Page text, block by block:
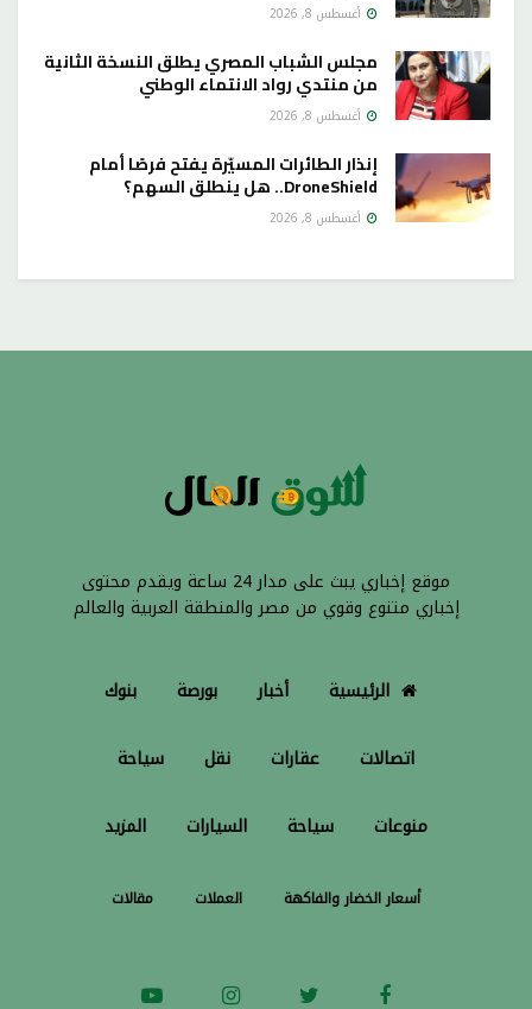
أغسطس 8, 2026
مجلس الشباب المصري يطلق النسخة الثانية
من منتدي رواد الانتماء الوطني
أغسطس 8, 2026
إنذار الطائرات المسيّرة يفتح فرصًا أمام
DroneShield.. هل ينطلق السهم؟
أغسطس 8, 2026
موقع إخباري يبث على مدار 24 ساعة ويقدم محتوى
إخباري متنوع وقوي من مصر والمنطقة العربية والعالم
الرئيسية أخبار بورصة بنوك
اتصالات عقارات نقل سياحة
منوعات سياحة السيارات المزيد
أسعار الخضار والفاكهة العملات مقالات